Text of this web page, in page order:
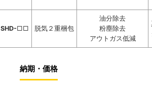
SHD-□□ 脱気２重梱包
油分除去
粉塵除去
アウトガス低減
納期・価格